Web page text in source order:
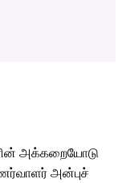
அக்கறையோடு
அன்புச்